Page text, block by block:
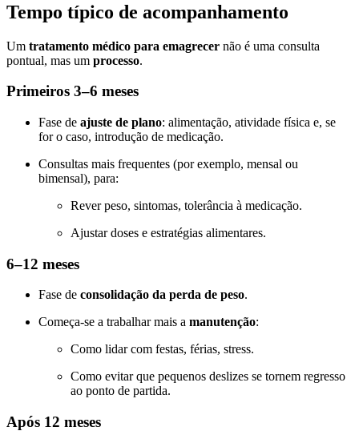
Tempo típico de acompanhamento
Um tratamento médico para emagrecer não é uma consulta
pontual, mas um processo.
Primeiros 3–6 meses
Fase de ajuste de plano: alimentação, atividade física e, se
for o caso, introdução de medicação.
Consultas mais frequentes (por exemplo, mensal ou
bimensal), para:
Rever peso, sintomas, tolerância à medicação.
Ajustar doses e estratégias alimentares.
6–12 meses
Fase de consolidação da perda de peso.
Começa-se a trabalhar mais a manutenção:
Como lidar com festas, férias, stress.
Como evitar que pequenos deslizes se tornem regresso
ao ponto de partida.
Após 12 meses